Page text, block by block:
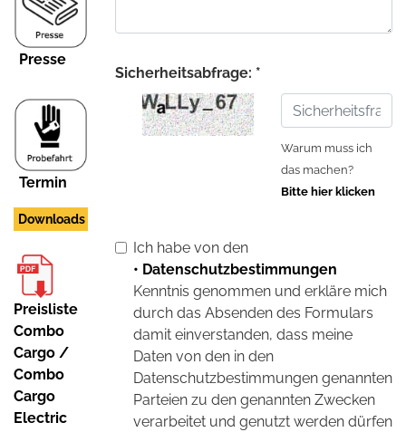
Presse
Termin
Downloads
Preisliste
Combo
Cargo /
Combo
Cargo
Electric
Sicherheitsabfrage: *
Warum muss ich
das machen?
Bitte hier klicken
Ich habe von den
• Datenschutzbestimmungen
Kenntnis genommen und erkläre mich
durch das Absenden des Formulars
damit einverstanden, dass meine
Daten von den in den
Datenschutzbestimmungen genannten
Parteien zu den genannten Zwecken
verarbeitet und genutzt werden dürfen